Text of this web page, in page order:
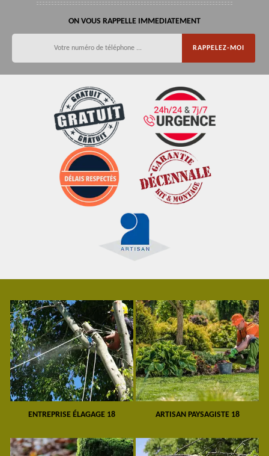
ON VOUS RAPPELLE IMMEDIATEMENT
ENTREPRISE ÉLAGAGE 18 ARTISAN PAYSAGISTE 18